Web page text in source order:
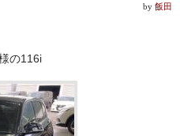
by 飯田
の116i